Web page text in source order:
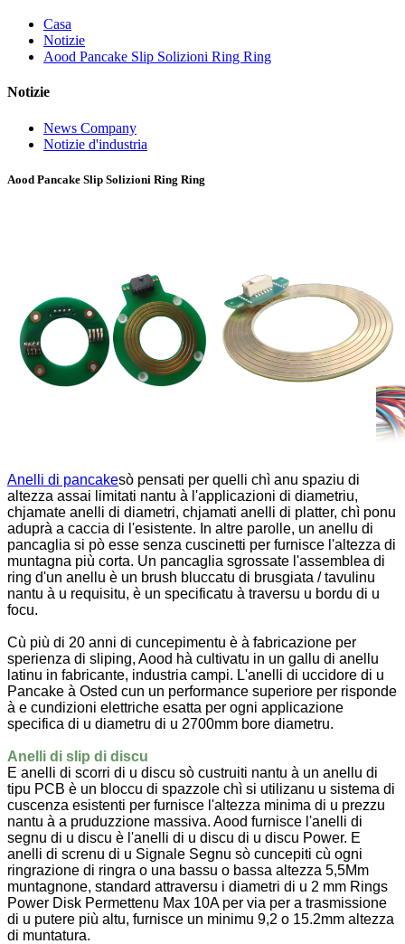
Casa
Notizie
Aood Pancake Slip Solizioni Ring Ring
Notizie
News Company
Notizie d'industria
Aood Pancake Slip Solizioni Ring Ring
Anelli di pancakesò pensati per quelli chì anu spaziu di
altezza assai limitati nantu à l'applicazioni di diametriu,
chjamate anelli di diametri, chjamati anelli di platter, chì ponu
aduprà a caccia di l'esistente. In altre parolle, un anellu di
pancaglia si pò esse senza cuscinetti per furnisce l'altezza di
muntagna più corta. Un pancaglia sgrossate l'assemblea di
ring d'un anellu è un brush bluccatu di brusgiata / tavulinu
nantu à u requisitu, è un specificatu à traversu u bordu di u
focu.
Cù più di 20 anni di cuncepimentu è à fabricazione per
sperienza di sliping, Aood hà cultivatu in un gallu di anellu
latinu in fabricante, industria campi. L'anelli di uccidore di u
Pancake à Osted cun un performance superiore per risponde
à e cundizioni elettriche esatta per ogni applicazione
specifica di u diametru di u 2700mm bore diametru.
Anelli di slip di discu
E anelli di scorri di u discu sò custruiti nantu à un anellu di
tipu PCB è un bloccu di spazzole chì si utilizanu u sistema di
cuscenza esistenti per furnisce l'altezza minima di u prezzu
nantu à a pruduzzione massiva. Aood furnisce l'anelli di
segnu di u discu è l'anelli di u discu di u discu Power. E
anelli di screnu di u Signale Segnu sò cuncepiti cù ogni
ringrazione di ringra o una bassu o bassa altezza 5,5Mm
muntagnone, standard attraversu i diametri di u 2 mm Rings
Power Disk Permettenu Max 10A per via per a trasmissione
di u putere più altu, furnisce un minimu 9,2 o 15.2mm altezza
di muntatura.